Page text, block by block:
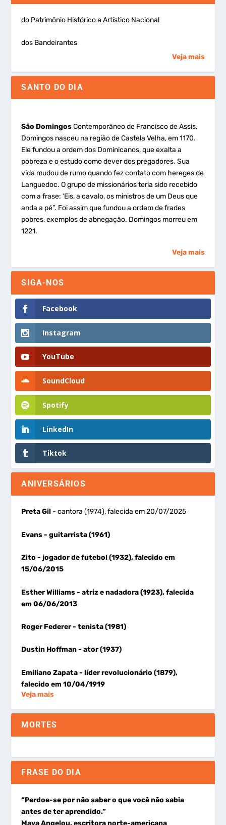
do Patrimônio Histórico e Artístico Nacional
dos Bandeirantes
Veja mais
SANTO DO DIA
São DomingosContemporâneo de Francisco de Assis,
Domingos nasceu na região de Castela Velha, em 1170.
Ele fundou a ordem dos Dominicanos, que exalta a
pobreza e o estudo como dever dos pregadores. Sua
vida mudou de rumo quando fez contato com hereges de
Languedoc. O grupo de missionários teria sido recebido
com a frase: ‘Eis, a cavalo, os ministros de um Deus que
anda a pé”. Foi assim que fundou a ordem de frades
pobres, exemplos de abnegação. Domingos morreu em
1221.
Veja mais
SIGA-NOS
Facebook
Instagram
YouTube
SoundCloud
Spotify
LinkedIn
Tiktok
ANIVERSÁRIOS
Preta Gil - cantora (1974), falecida em 20/07/2025
Evans- guitarrista (1961)
Zito- jogador de futebol (1932), falecido em
15/06/2015
Esther Williams- atriz e nadadora (1923), falecida
em 06/06/2013
Roger Federer- tenista (1981)
Dustin Hoffman- ator (1937)
Emiliano Zapata- líder revolucionário (1879),
falecido em 10/04/1919
Veja mais
MORTES
FRASE DO DIA
“Perdoe-se por não saber o que você não sabia
antes de ter aprendido.”
Maya Angelou, escritora norte-americana